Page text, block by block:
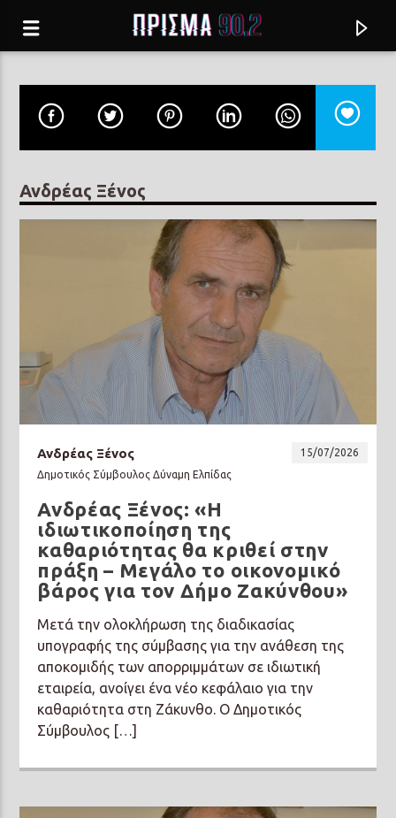
ΜΙΑ ΠΑΛΙΑ ΙΣΤΟΡΙΑ
ΣΤΕΛΙΟΣ ΚΑΖΑΝΤΖΙΔΗΣ
Prisma Radio 90,2
Ανδρέας Ξένος
Ανδρέας Ξένος
15/07/2026
Δημοτικός Σύμβουλος Δύναμη Ελπίδας
Ανδρέας Ξένος: «Η
ιδιωτικοποίηση της
καθαριότητας θα κριθεί στην
πράξη – Μεγάλο το οικονομικό
βάρος για τον Δήμο Ζακύνθου»
Μετά την ολοκλήρωση της διαδικασίας
υπογραφής της σύμβασης για την ανάθεση της
αποκομιδής των απορριμμάτων σε ιδιωτική
εταιρεία, ανοίγει ένα νέο κεφάλαιο για την
καθαριότητα στη Ζάκυνθο. Ο Δημοτικός
Σύμβουλος […]